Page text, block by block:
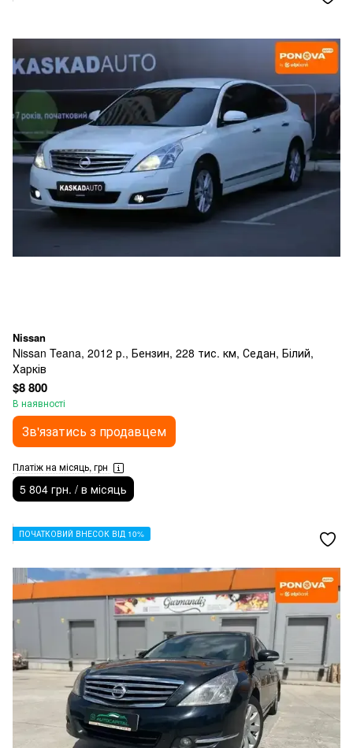
Nissan
Nissan Teana, 2012 р., Бензин, 228 тис. км, Седан, Білий,
Харків
$8 800
В наявності
Зв'язатись з продавцем
Платіж на місяць, грн
5 804 грн. / в місяць
ПОЧАТКОВИЙ ВНЕСОК ВІД 10%